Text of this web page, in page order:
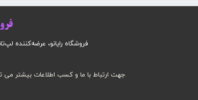
جهت ارتباط با ما و کسب اطلاعات بیشتر می
فروشگاه رایانو، عرضه‌کننده